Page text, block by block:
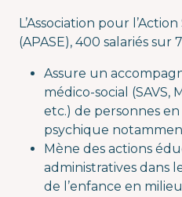
L’Association pour
(APASE), 400 salariés sur
Assure un
médico-social (SAVS,
etc.) de personnes
psychique
Mène des actions
administratives dans
de l’enfance en